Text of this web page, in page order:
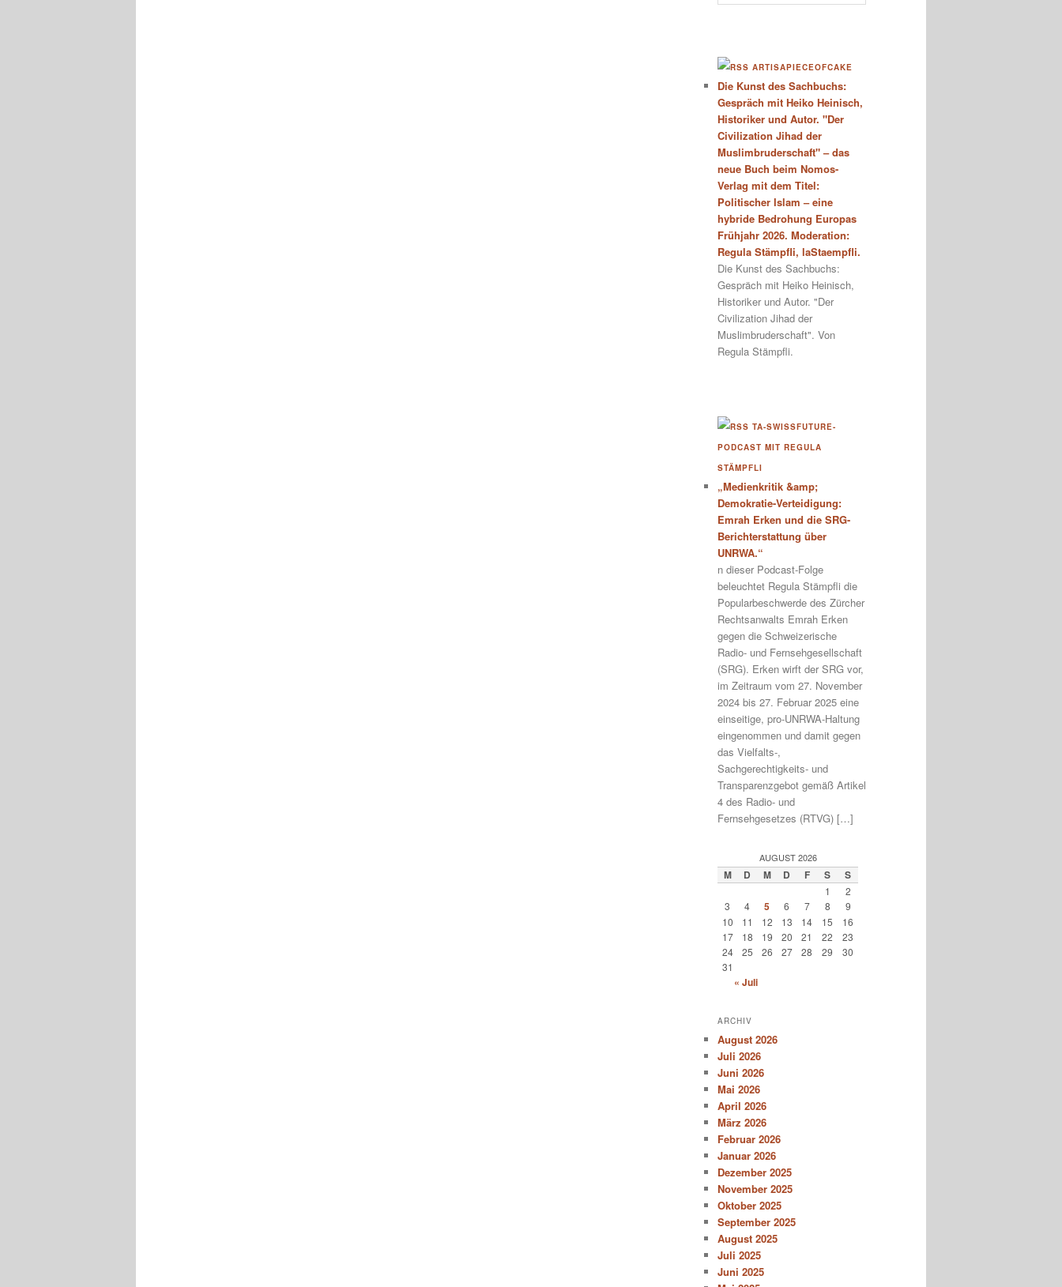
ARTISAPIECEOFCAKE
Die Kunst des Sachbuchs:
Gespräch mit Heiko Heinisch,
Historiker und Autor. "Der
Civilization Jihad der
Muslimbruderschaft" – das
neue Buch beim Nomos-
Verlag mit dem Titel:
Politischer Islam – eine
hybride Bedrohung Europas
Frühjahr 2026. Moderation:
Regula Stämpfli, laStaempfli.
Die Kunst des Sachbuchs:
Gespräch mit Heiko Heinisch,
Historiker und Autor. "Der
Civilization Jihad der
Muslimbruderschaft". Von
Regula Stämpfli.
TA-SWISSFUTURE-
PODCAST MIT REGULA
STÄMPFLI
„Medienkritik &amp;
Demokratie-Verteidigung:
Emrah Erken und die SRG-
Berichterstattung über
UNRWA.“
n dieser Podcast-Folge
beleuchtet Regula Stämpfli die
Popularbeschwerde des Zürcher
Rechtsanwalts Emrah Erken
gegen die Schweizerische
Radio- und Fernsehgesellschaft
(SRG). Erken wirft der SRG vor,
im Zeitraum vom 27. November
2024 bis 27. Februar 2025 eine
einseitige, pro-UNRWA-Haltung
eingenommen und damit gegen
das Vielfalts-,
Sachgerechtigkeits- und
Transparenzgebot gemäß Artikel
4 des Radio- und
Fernsehgesetzes (RTVG) […]
AUGUST 2026
M D M D F S S
1
2
3
4 5 6 7 8
9
10
11 12 13 14 15
16
17
18 19 20 21 22
23
24
25 26 27 28 29
30
31
« Juli
ARCHIV
August 2026
Juli 2026
Juni 2026
Mai 2026
April 2026
März 2026
Februar 2026
Januar 2026
Dezember 2025
November 2025
Oktober 2025
September 2025
August 2025
Juli 2025
Juni 2025